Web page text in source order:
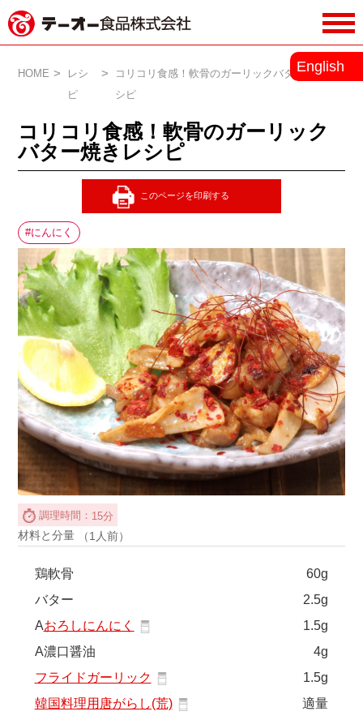
ー食品株式会社
English
HOME
レシ
ピ
コリコリ食感！軟骨のガーリックバター焼きレ
シピ
コリコリ食感！軟骨のガーリック
バター焼きレシピ
にんにく
調理時間： 15分
材料と分量 （1人前）
鶏軟骨
60g
バター
2.5g
Aおろしにんにく
1.5g
A濃口醤油
4g
フライドガーリック
1.5g
韓国料理用唐がらし(荒)
適量